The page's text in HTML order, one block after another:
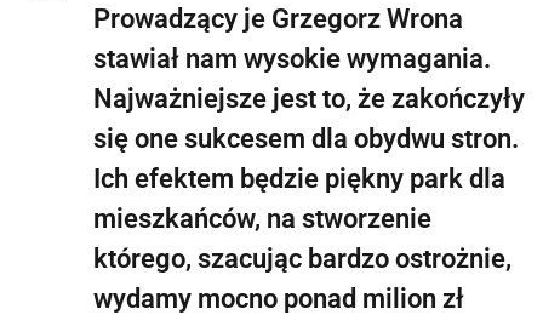
Prowadzący je Grzegorz Wrona
stawiał nam wysokie wymagania.
Najważniejsze jest to, że zakończyły
się one sukcesem dla obydwu stron.
Ich efektem będzie piękny park dla
mieszkańców, na stworzenie
którego, szacując bardzo ostrożnie,
wydamy mocno ponad milion zł